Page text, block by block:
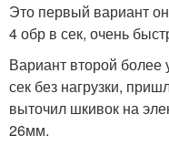
Это первый вариант
4 обр в сек, очень
Вариант второй более
сек без нагрузки,
выточил шкивок на
26мм.